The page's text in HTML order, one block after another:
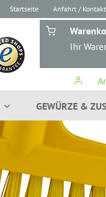
Startseite Anfahrt / Kontakt
Ihr
GEWÜRZE &